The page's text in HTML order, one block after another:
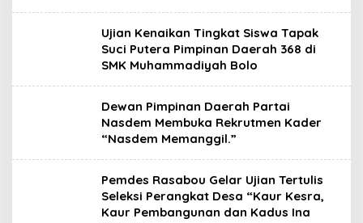
Ujian Kenaikan Tingkat Siswa Tapak
Suci Putera Pimpinan Daerah 368 di
SMK Muhammadiyah Bolo
Dewan Pimpinan Daerah Partai
Nasdem Membuka Rekrutmen Kader
“Nasdem Memanggil.”
Pemdes Rasabou Gelar Ujian Tertulis
Seleksi Perangkat Desa “Kaur Kesra,
Kaur Pembangunan dan Kadus Ina